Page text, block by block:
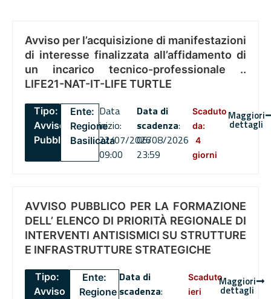
Avviso per l’acquisizione di manifestazioni
di interesse finalizzata all’affidamento di
un incarico tecnico-professionale ..
LIFE21-NAT-IT-LIFE TURTLE
Tipo:
Avviso
Pubblico
Ente:
Regione
Basilicata
Data
inizio:
22/07/2026
09:00
Data di
scadenza:
06/08/2026
23:59
Scaduto
da:
4
giorni
Maggiori
dettagli
AVVISO PUBBLICO PER LA FORMAZIONE
DELL’ ELENCO DI PRIORITÀ REGIONALE DI
INTERVENTI ANTISISMICI SU STRUTTURE
E INFRASTRUTTURE STRATEGICHE
Tipo:
Avviso
Ente:
Regione
Data di
scadenza:
Scaduto
ieri
Maggiori
dettagli